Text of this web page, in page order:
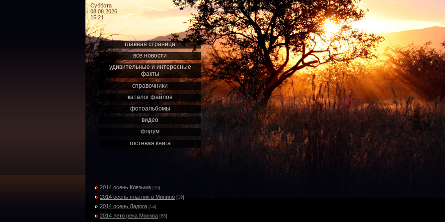
Суббота
08.08.2026
15:21
главная страница
все новости
удивительные и интересные
факты
справочники
каталог файлов
фотоальбомы
видео
форум
гостевая книга
2014 осень Клязьма [16]
2014 осень платник в Минино [19]
2014 осень Ладога [54]
2014 лето река Москва [65]